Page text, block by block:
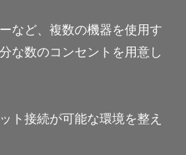
など、複数の機器を使用す
な数のコンセントを用意し
ト接続が可能な環境を整え